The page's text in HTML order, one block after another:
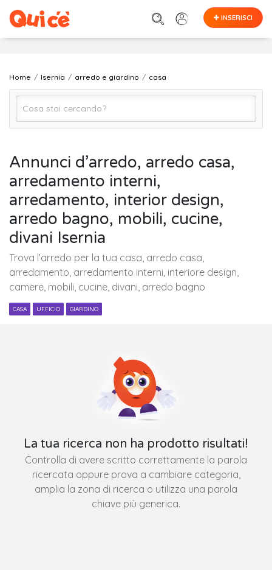
INSERISCI
Home Isernia arredo e giardino casa
Isernia
Cerca
Annunci d’arredo, arredo casa,
arredamento interni,
arredamento, interior design,
arredo bagno, mobili, cucine,
divani Isernia
Trova l’arredo per la tua casa, arredo casa,
arredamento, arredamento interni, interiore design,
camere, mobili, cucine, divani, arredo bagno
CASA UFFICIO GIARDINO
La tua ricerca non ha prodotto risultati!
Controlla di avere scritto correttamente la parola
ricercata oppure prova a cambiare categoria,
amplia la zona di ricerca o utilizza una parola
chiave più generica.